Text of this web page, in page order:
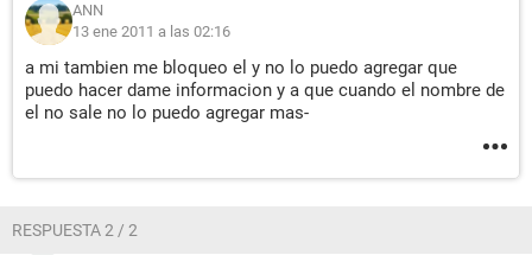
ANN
13 ene 2011 a las 02:16
a mi tambien me bloqueo el y no lo puedo agregar que
puedo hacer dame informacion y a que cuando el nombre de
el no sale no lo puedo agregar mas-
RESPUESTA 2 / 2